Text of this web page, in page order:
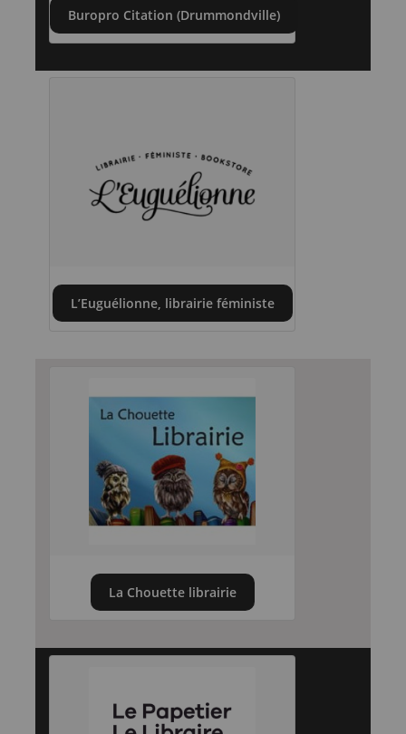
Buropro Citation (Drummondville)
L’Euguélionne, librairie féministe
La Chouette librairie